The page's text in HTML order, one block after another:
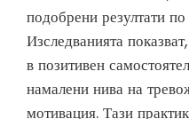
подобрени резултати
Изследванията
в позитивен
намалени нива на
мотивация. Тази